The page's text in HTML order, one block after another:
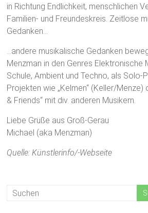
in Richtung Endlichkeit, menschlichen
Familien- und Freundeskreis. Zeitlose
Gedanken…
…andere musikalische Gedanken
Menzman in den Genres Elektronische
Schule, Ambient und Techno, als Solo-
Projekten wie „Kelmen“ (Keller/Menze)
& Friends“ mit div. anderen Musikern.
Liebe Grüße aus Groß-Gerau
Michael (aka Menzman)
Quelle: Künstlerinfo/-Webseite